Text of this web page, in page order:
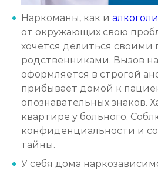
Наркоманы, как и
от окружающих свою
хочется делиться
родственниками. Вызов
оформляется в строгой
прибывает домой к
опознавательных знаков.
квартире у больного.
конфиденциальности и
тайны.
У себя дома